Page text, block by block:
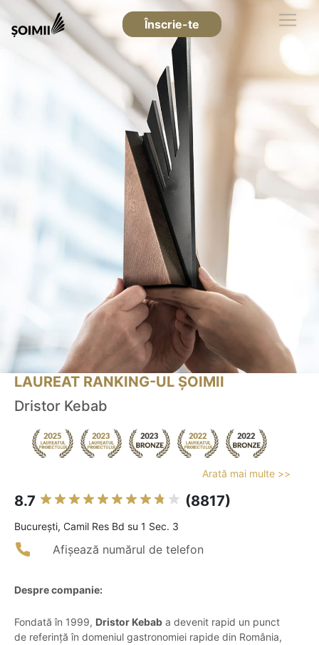
Înscrie-te
LAUREAT RANKING-UL ȘOIMII
Dristor Kebab
Arată mai multe >>
8.7 (8817)
Bucureşti, Camil Res Bd su 1 Sec. 3
Afișează numărul de telefon
Despre companie:
Fondată în 1999, Dristor Kebab a devenit rapid un punct
de referință în domeniul gastronomiei rapide din România,